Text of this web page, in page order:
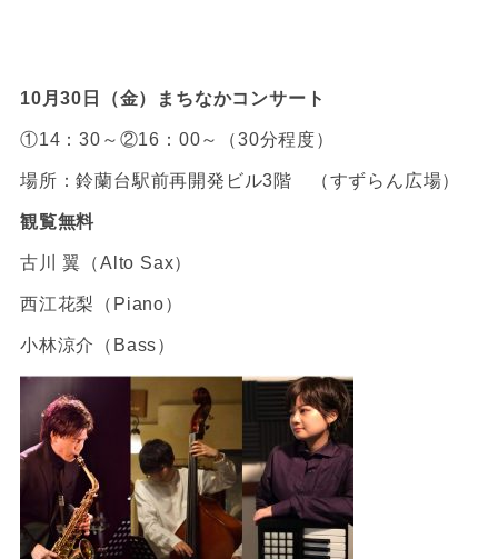
10月30日（金）まちなかコンサート
①14：30～②16：00～（30分程度）
場所：鈴蘭台駅前再開発ビル3階 （すずらん広場）
観覧無料
古川 翼（Alto Sax）
西江花梨（Piano）
小林涼介（Bass）